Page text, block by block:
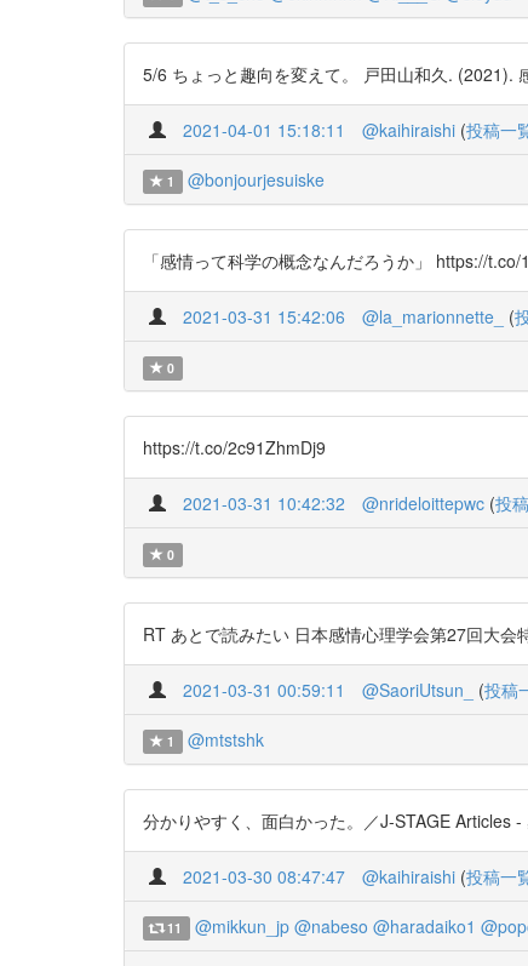
5/6 ちょっと趣向を変えて。 戸田山和久. (2021).
2021-04-01 15:18:11 @kaihiraishi (投稿一
1 @bonjourjesuiske
「感情って科学の概念なんだろうか」 https://t.co/
2021-03-31 15:42:06 @la_marionnette_ (
0
https://t.co/2c91ZhmDj9
2021-03-31 10:42:32 @nrideloittepwc (投
0
RT あとで読みたい 日本感情心理学会第27回大
2021-03-31 00:59:11 @SaoriUtsun_ (投稿
1 @mtstshk
分かりやすく、面白かった。／J-STAGE Articles
2021-03-30 08:47:47 @kaihiraishi (投稿一
11 @mikkun_jp @nabeso @haradaiko1